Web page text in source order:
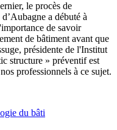
le procès de
a débuté à
de savoir
de bâtiment avant que
présidente de l'Institut
structure » préventif est
professionnels à ce sujet.
du bâti